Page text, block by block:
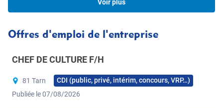
Voir plus
Être candidat chez nous
cabinet de recrutement étant spécialisé, il peut vous offrir
une multiplicité d’offres dans vos domaines de
compétences, dans votre région ou sur toute la France si
vous le souhaitez. Il y a forcément une offre qui vous
Offres d'emploi de l'entreprise
CHEF DE CULTURE F/H
81 Tarn
CDI (public, privé, intérim, concours, VRP…)
Publiée le 07/08/2026